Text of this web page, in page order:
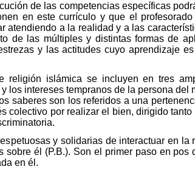
de las competencias específicas
en este currículo y que el
atendiendo a la realidad y a las
de las múltiples y distintas formas de
y las actitudes cuyo aprendizaje
religión islámica se incluyen en tres
los intereses tempranos de la persona
saberes son los referidos a una
colectivo por realizar el bien, dirigido
y solidarias de interactuar en
sobre él (P.B.). Son el primer paso en
en él.